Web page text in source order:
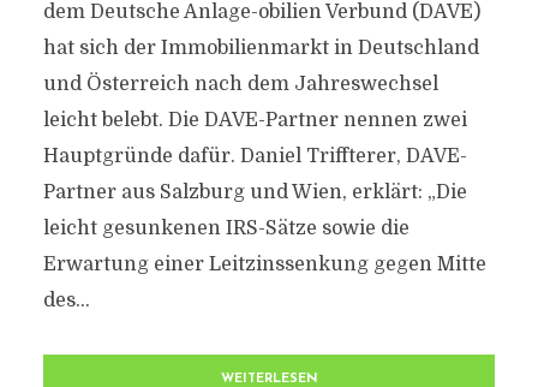
dem Deutsche Anlage-obilien Verbund (DAVE)
hat sich der Immobilienmarkt in Deutschland
und Österreich nach dem Jahreswechsel
leicht belebt. Die DAVE-Partner nennen zwei
Hauptgründe dafür. Daniel Triffterer, DAVE-
Partner aus Salzburg und Wien, erklärt: „Die
leicht gesunkenen IRS-Sätze sowie die
Erwartung einer Leitzinssenkung gegen Mitte
des...
WEITERLESEN